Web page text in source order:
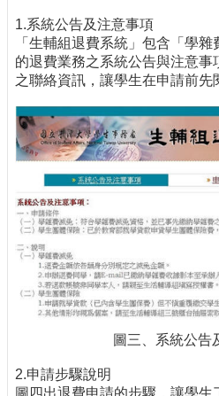
業
專
欄
1.系統公告及注意事項
「生輔組退費系統」包含「學雜
的退費業務之系統公告與注意事
之聯絡資訊，讓學生在申請前先
圖三、系統公告
2.申請步驟說明
圖四出退費申請的步驟，讓學生